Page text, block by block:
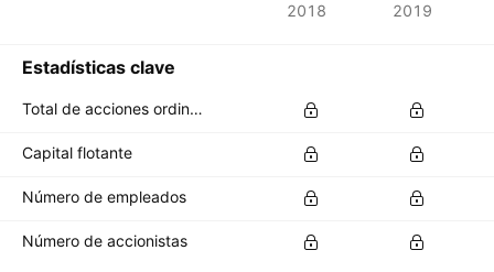
2018 2019
Estadísticas clave
Total de acciones ordinarias en circulación
Capital flotante
Número de empleados
Número de accionistas